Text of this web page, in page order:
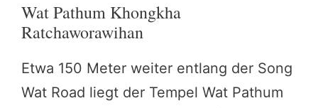
Wat Pathum Khongkha
Ratchaworawihan
Etwa 150 Meter weiter entlang der Song
Wat Road liegt der Tempel Wat Pathum